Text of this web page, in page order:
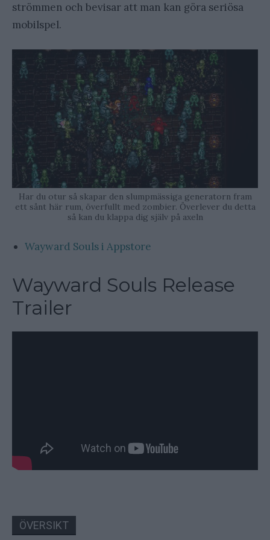
strömmen och bevisar att man kan göra seriösa
mobilspel.
Har du otur så skapar den slumpmässiga generatorn fram
ett sånt här rum, överfullt med zombier. Överlever du detta
så kan du klappa dig själv på axeln
Wayward Souls i Appstore
Wayward Souls Release
Trailer
ÖVERSIKT